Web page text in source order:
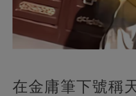
在金庸筆下號稱